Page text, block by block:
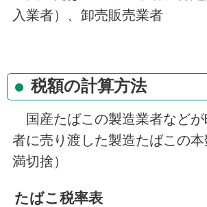
入業者）、卸売販売業者
税額の計算方法
国産たばこの製造業者などが
者に売り渡した製造たばこの
満切捨）
たばこ税率表